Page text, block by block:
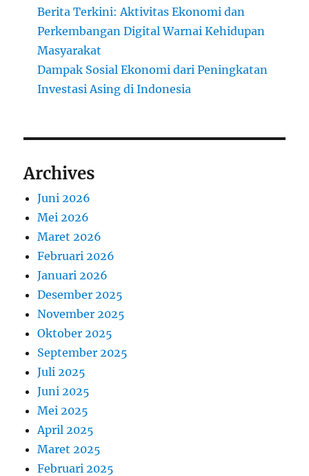
Berita Terkini: Aktivitas Ekonomi dan
Perkembangan Digital Warnai Kehidupan
Masyarakat
Dampak Sosial Ekonomi dari Peningkatan
Investasi Asing di Indonesia
Archives
Juni 2026
Mei 2026
Maret 2026
Februari 2026
Januari 2026
Desember 2025
November 2025
Oktober 2025
September 2025
Juli 2025
Juni 2025
Mei 2025
April 2025
Maret 2025
Februari 2025